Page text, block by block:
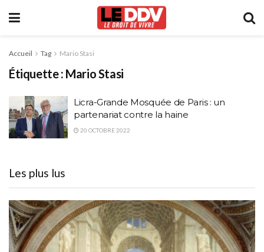
Accueil Tag Mario Stasi
Étiquette : Mario Stasi
Licra-Grande Mosquée de Paris : un
partenariat contre la haine
20 OCTOBRE 2022
Les plus lus